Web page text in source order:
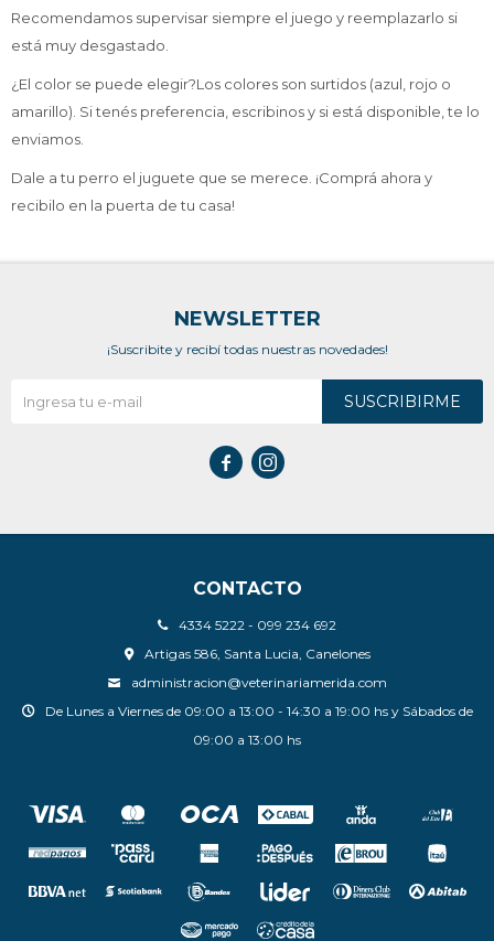
Recomendamos supervisar siempre el juego y reemplazarlo si
está muy desgastado.
¿El color se puede elegir?Los colores son surtidos (azul, rojo o
amarillo). Si tenés preferencia, escribinos y si está disponible, te lo
enviamos.
Dale a tu perro el juguete que se merece. ¡Comprá ahora y
recibilo en la puerta de tu casa!
CONTACTO
4334 5222 - 099 234 692
Artigas 586, Santa Lucia, Canelones
administracion@veterinariamerida.com
De Lunes a Viernes de 09:00 a 13:00 - 14:30 a 19:00 hs y Sábados de
09:00 a 13:00 hs
NEWSLETTER
¡Suscribite y recibí todas nuestras novedades!
SUSCRIBIRME
 